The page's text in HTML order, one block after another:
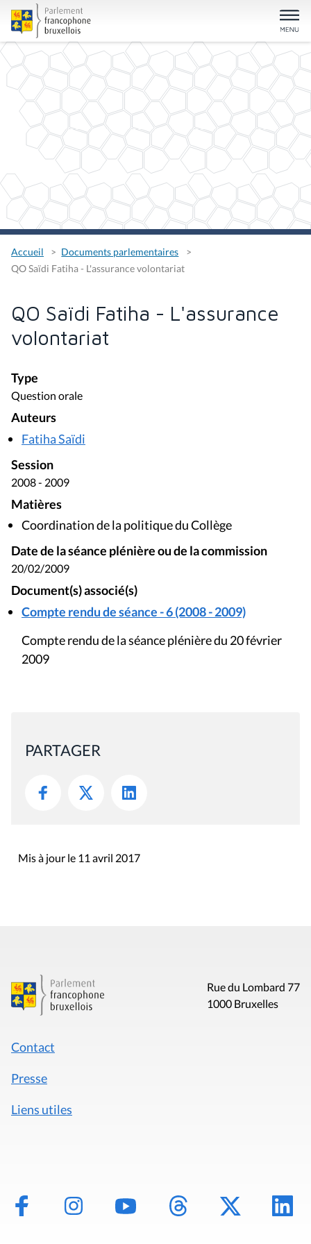
Accueil
Documents parlementaires
QO Saïdi Fatiha - L'assurance volontariat
QO Saïdi Fatiha - L'assurance
volontariat
Type
Question orale
Auteurs
Fatiha Saïdi
Session
2008 - 2009
Matières
Coordination de la politique du Collège
Date de la séance plénière ou de la commission
20/02/2009
Document(s) associé(s)
Compte rendu de séance - 6 (2008 - 2009)
Compte rendu de la séance plénière du 20 février
2009
PARTAGER
Mis à jour le 11 avril 2017
Rue du Lombard 77
1000 Bruxelles
Contact
Presse
Liens utiles